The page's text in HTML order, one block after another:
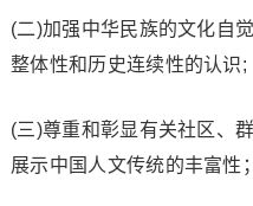
(二)加强中华民族的文化自
整体性和历史连续性的认识;
(三)尊重和彰显有关社区、
展示中国人文传统的丰富性；